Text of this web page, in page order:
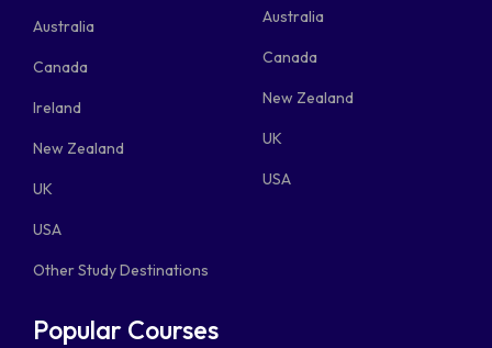
Australia
Canada
Ireland
New Zealand
UK
USA
Other Study Destinations
Australia
Canada
New Zealand
UK
USA
Popular Courses